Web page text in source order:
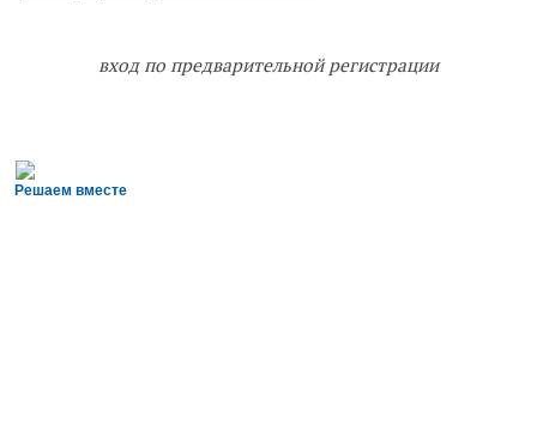
вход по предварительной регистрации
Решаем вместе